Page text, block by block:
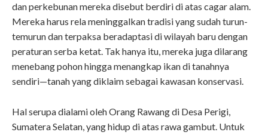
dan perkebunan mereka disebut berdiri di atas cagar alam.
Mereka harus rela meninggalkan tradisi yang sudah turun-
temurun dan terpaksa beradaptasi di wilayah baru dengan
peraturan serba ketat. Tak hanya itu, mereka juga dilarang
menebang pohon hingga menangkap ikan di tanahnya
sendiri—tanah yang diklaim sebagai kawasan konservasi.
Hal serupa dialami oleh Orang Rawang di Desa Perigi,
Sumatera Selatan, yang hidup di atas rawa gambut. Untuk